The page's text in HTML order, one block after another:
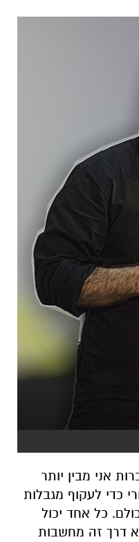
אני מבין יותר
כדי לעקוף מגבלות
כל אחד יכול
דרך זה מחשבות